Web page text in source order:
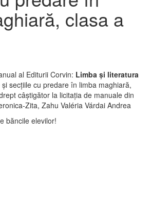
clasa a
al Editurii Corvin: Limba și literatura
secțiile cu predare în limba maghiară,
câștigător la licitația de manuale din
Zita, Zahu Valéria Várdai Andrea
băncile elevilor!